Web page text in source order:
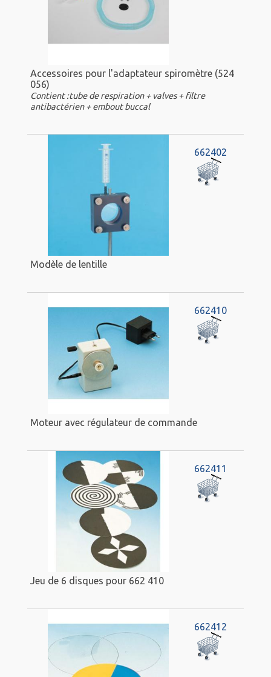
Accessoires pour l'adaptateur spiromètre (524
056)
Contient :tube de respiration + valves + filtre
antibactérien + embout buccal
662402
Modèle de lentille
662410
Moteur avec régulateur de commande
662411
Jeu de 6 disques pour 662 410
662412